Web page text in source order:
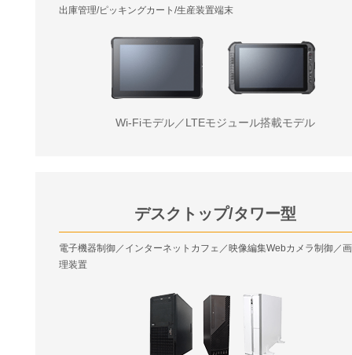
出庫管理/ピッキングカート/生産装置端末
Wi-Fiモデル／LTEモジュール搭載モデル
デスクトップ/タワー型
電子機器制御／インターネットカフェ／映像編集Webカメラ制御／
理装置